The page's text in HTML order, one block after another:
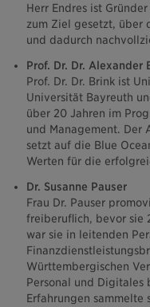
Herr Endres ist
zum Ziel gesetzt, über
und dadurch
Prof. Dr. Dr. Alexander
Prof. Dr. Dr. Brink ist
Universität Bayreuth
über 20 Jahren im
und Management. Der
setzt auf die Blue
Werten für die
Dr. Susanne Pauser
Frau Dr. Pauser
freiberuflich, bevor sie
war sie in leitenden
Württembergischen
Personal und Digitales
Erfahrungen